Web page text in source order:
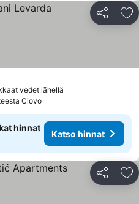
Jaa
vedet lähellä
Ciovo
hinnat
Katso hinnat
Jaa